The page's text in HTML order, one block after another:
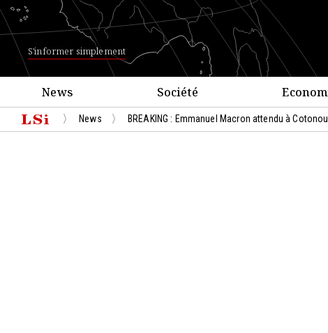
S'informer simplement
News Société
News BREAKING : Emmanuel Macron attendu à